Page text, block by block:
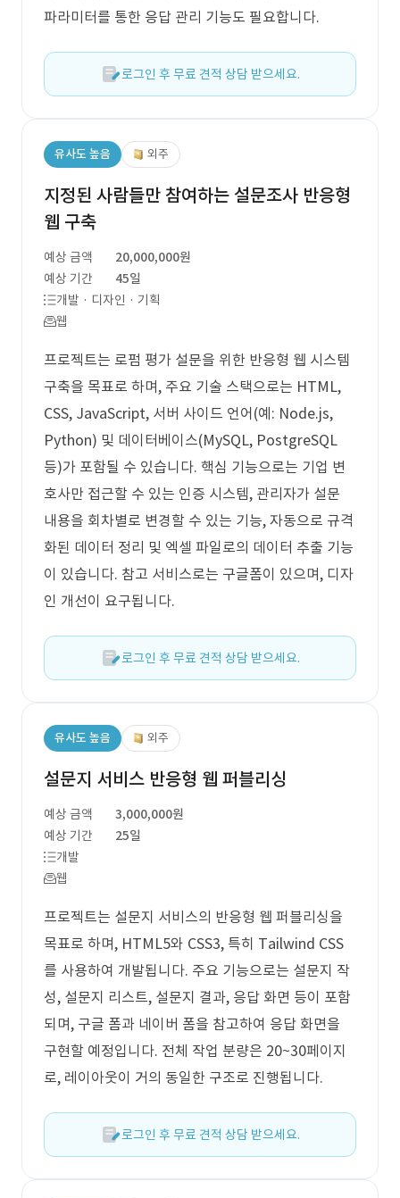
파라미터를 통한 응답 관리 기능도 필요합니다.
로그인 후 무료 견적 상담 받으세요.
유사도 높음 외주
지정된 사람들만 참여하는 설문조사 반응형
웹 구축
예상 금액
20,000,000원
예상 기간
45일
개발 · 디자인 · 기획
웹
프로젝트는 로펌 평가 설문을 위한 반응형 웹 시스템
구축을 목표로 하며, 주요 기술 스택으로는 HTML,
CSS, JavaScript, 서버 사이드 언어(예: Node.js,
Python) 및 데이터베이스(MySQL, PostgreSQL
등)가 포함될 수 있습니다. 핵심 기능으로는 기업 변
호사만 접근할 수 있는 인증 시스템, 관리자가 설문
내용을 회차별로 변경할 수 있는 기능, 자동으로 규격
화된 데이터 정리 및 엑셀 파일로의 데이터 추출 기능
이 있습니다. 참고 서비스로는 구글폼이 있으며, 디자
인 개선이 요구됩니다.
로그인 후 무료 견적 상담 받으세요.
유사도 높음 외주
설문지 서비스 반응형 웹 퍼블리싱
예상 금액
3,000,000원
예상 기간
25일
개발
웹
프로젝트는 설문지 서비스의 반응형 웹 퍼블리싱을
목표로 하며, HTML5와 CSS3, 특히 Tailwind CSS
를 사용하여 개발됩니다. 주요 기능으로는 설문지 작
성, 설문지 리스트, 설문지 결과, 응답 화면 등이 포함
되며, 구글 폼과 네이버 폼을 참고하여 응답 화면을
구현할 예정입니다. 전체 작업 분량은 20~30페이지
로, 레이아웃이 거의 동일한 구조로 진행됩니다.
로그인 후 무료 견적 상담 받으세요.